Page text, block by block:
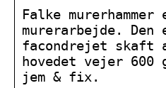
Falke
murerarbejde. Den
facondrejet skaft
hovedet vejer 600
jem & fix.